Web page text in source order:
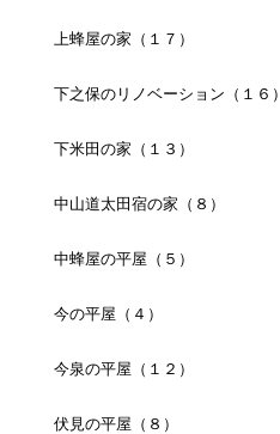
上蜂屋の家（１７）
下之保のリノベーション（１６）
下米田の家（１３）
中山道太田宿の家（８）
中蜂屋の平屋（５）
今の平屋（４）
今泉の平屋（１２）
伏見の平屋（８）